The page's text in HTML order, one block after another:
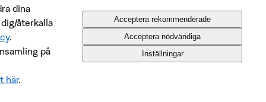
dina
återkalla
.
på
här.
Acceptera rekommenderade
Acceptera nödvändiga
Inställningar